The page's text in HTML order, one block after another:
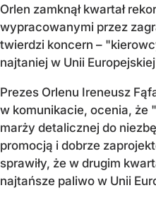
Orlen zamknął kwartał
wypracowanymi przez
twierdzi koncern –
najtaniej w Unii
Prezes Orlenu Ireneusz
w komunikacie, ocenia, że
marży detalicznej do
promocją i dobrze
sprawiły, że w drugim
najtańsze paliwo w Unii